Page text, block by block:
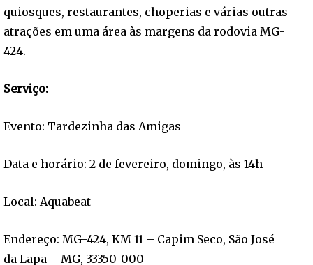
quiosques, restaurantes, choperias e várias outras
atrações em uma área às margens da rodovia MG-
424.
Serviço:
Evento: Tardezinha das Amigas
Data e horário: 2 de fevereiro, domingo, às 14h
Local: Aquabeat
Endereço: MG-424, KM 11 – Capim Seco, São José
da Lapa – MG, 33350-000